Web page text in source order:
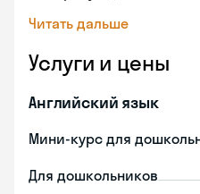
Читать дальше
Услуги и цены
Английский язык
Мини-курс для
Для дошкольников